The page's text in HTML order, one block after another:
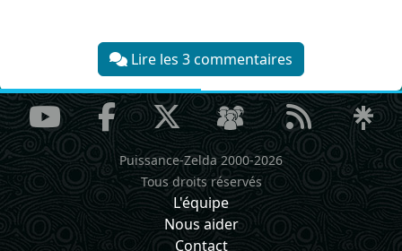
Lire les 3 commentaires
Puissance-Zelda 2000-2026
Tous droits réservés
L'équipe
Nous aider
Contact